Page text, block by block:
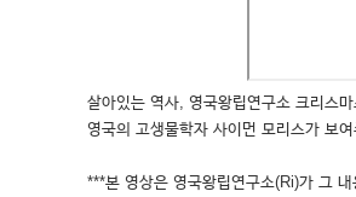
살아있는 역사, 영국왕립연구소 크리스
영국의 고생물학자 사이먼 모리스가 보
***본 영상은 영국왕립연구소(Ri)가 그